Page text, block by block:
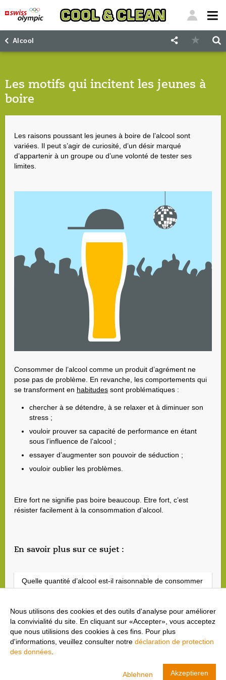
Alcool
Les motifs qui incitent les jeunes à
boire
Les raisons poussant les jeunes à boire de l’alcool sont
variées. Il peut s’agir de curiosité, d’un désir marqué
d’appartenir à un groupe ou d’une volonté de tester ses
limites.
Consommer de l’alcool comme un produit d’agrément ne
pose pas de problème. En revanche, les comportements qui
se transforment en habitudes sont problématiques :
chercher à se détendre, à se relaxer et à diminuer son
stress ;
vouloir prouver sa capacité de performance en étant
sous l’influence de l’alcool ;
essayer d’augmenter son pouvoir de séduction ;
vouloir oublier les problèmes.
Etre fort ne signifie pas boire beaucoup. Etre fort, c’est
résister facilement à la consommation d’alcool.
En savoir plus sur ce sujet :
Quelle quantité d’alcool est-il raisonnable de consommer
?
Comment la dépendance s’installe
Nous utilisons des cookies et des outils d'analyse pour améliorer
la convivialité du site. En cliquant sur «Accepter», vous acceptez
que nous utilisions des cookies à ces fins. Pour plus
d'informations, veuillez consulter notre déclaration de protection
des données
Ablehnen Akzeptieren
AFFICHER